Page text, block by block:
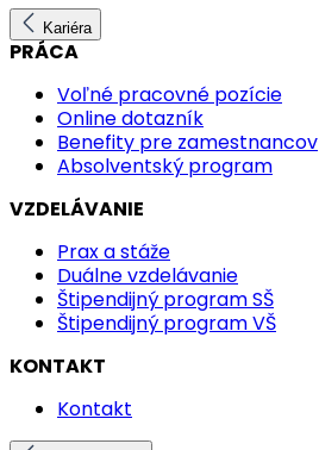
Kariéra
PRÁCA
Voľné pracovné pozície
Online dotazník
Benefity pre zamestnancov
Absolventský program
VZDELÁVANIE
Prax a stáže
Duálne vzdelávanie
Štipendijný program SŠ
Štipendijný program VŠ
KONTAKT
Kontakt